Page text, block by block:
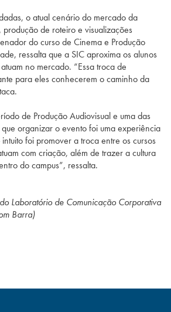
o atual cenário do mercado da
de roteiro e visualizações
do curso de Cinema e Produção
ressalta que a SIC aproxima os alunos
no mercado. “Essa troca de
para eles conhecerem o caminho da
de Produção Audiovisual e uma das
organizar o evento foi uma experiência
foi promover a troca entre os cursos
com criação, além de trazer a cultura
do campus”, ressalta.
Laboratório de Comunicação Corporativa
Barra)